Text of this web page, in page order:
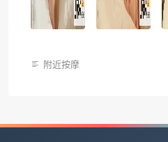
附近按摩